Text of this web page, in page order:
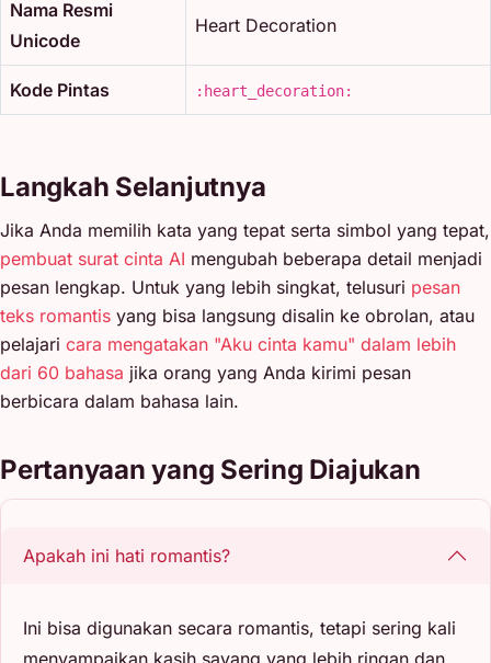
Nama Resmi
Unicode
Heart Decoration
Kode Pintas :heart_decoration:
Langkah Selanjutnya
Jika Anda memilih kata yang tepat serta simbol yang tepat,
pembuat surat cinta AI mengubah beberapa detail menjadi
pesan lengkap. Untuk yang lebih singkat, telusuri pesan
teks romantis yang bisa langsung disalin ke obrolan, atau
pelajari cara mengatakan "Aku cinta kamu" dalam lebih
dari 60 bahasa jika orang yang Anda kirimi pesan
berbicara dalam bahasa lain.
Pertanyaan yang Sering Diajukan
Apakah ini hati romantis?
Ini bisa digunakan secara romantis, tetapi sering kali
menyampaikan kasih sayang yang lebih ringan dan